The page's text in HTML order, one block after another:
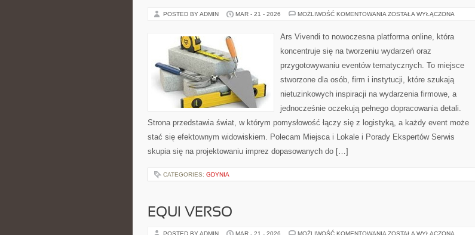
POSTED BY ADMIN MAR - 21 - 2026 MOŻLIWOŚĆ KOMENTOWANIA ZIELONE
ZOSTAŁA WYŁĄCZONA
Ars Vivendi to nowoczesna platforma online, która
koncentruje się na tworzeniu wydarzeń oraz
przygotowywaniu eventów tematycznych. To miejsce
stworzone dla osób, firm i instytucji, które szukają
nietuzinkowych inspiracji na wydarzenia firmowe, a
jednocześnie oczekują pełnego dopracowania detali.
Strona przedstawia świat, w którym pomysłowość łączy się z logistyką, a każdy event może
stać się efektownym widowiskiem. Polecam Miejsca i Lokale i Porady Ekspertów Serwis
skupia się na projektowaniu imprez dopasowanych do […]
CATEGORIES: GDYNIA
EQUI VERSO
POSTED BY ADMIN MAR - 21 - 2026 MOŻLIWOŚĆ KOMENTOWANIA EQUI
ZOSTAŁA WYŁĄCZONA